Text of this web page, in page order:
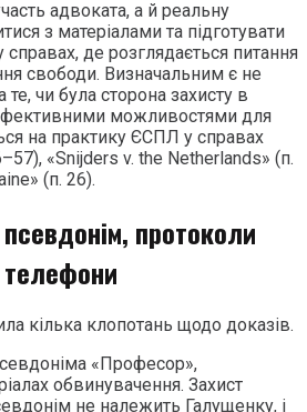
адвоката, а й реальну
з матеріалами та підготувати
де розглядається питання
свободи. Визначальним є не
те, чи була сторона захисту в
можливостями для
на практику ЄСПЛ у справах
«Snijders v. the Netherlands» (п.
(п. 26).
протоколи
телефони
кілька клопотань щодо доказів.
«Професор»,
обвинувачення. Захист
не належить Галущенку, і